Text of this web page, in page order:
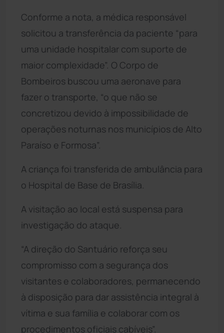
Conforme a nota, a médica responsável
solicitou a transferência da paciente “para
uma unidade hospitalar com suporte de
maior complexidade”. O Corpo de
Bombeiros buscou uma aeronave para
fazer o transporte, “o que não se
concretizou devido à impossibilidade de
operações noturnas nos municípios de Alto
Paraíso e Formosa”.
A criança foi transferida de ambulância para
o Hospital de Base de Brasília.
A visitação ao local está suspensa para
investigação do ataque.
“A direção do Santuário reforça seu
compromisso com a segurança dos
visitantes e colaboradores, permanecendo
à disposição para dar assistência integral à
vítima e sua família e colaborar com os
procedimentos oficiais cabíveis”.